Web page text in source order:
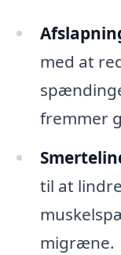
med at
fremmer
til at
migræne.